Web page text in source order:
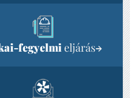
fegyelmieljárás→